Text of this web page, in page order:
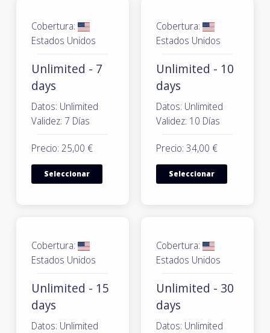
Cobertura:
Estados Unidos
Unlimited - 7
days
Datos: Unlimited
Validez: 7 Días
Precio: 25,00 €
Seleccionar
Cobertura:
Estados Unidos
Unlimited - 10
days
Datos: Unlimited
Validez: 10 Días
Precio: 34,00 €
Seleccionar
Cobertura:
Estados Unidos
Unlimited - 15
days
Datos: Unlimited
Cobertura:
Estados Unidos
Unlimited - 30
days
Datos: Unlimited